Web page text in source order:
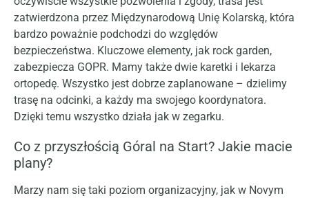
zatwierdzona przez Międzynarodową Unię Kolarską, która
bardzo poważnie podchodzi do względów
bezpieczeństwa. Kluczowe elementy, jak rock garden,
zabezpiecza GOPR. Mamy także dwie karetki i lekarza
ortopedę. Wszystko jest dobrze zaplanowane – dzielimy
trasę na odcinki, a każdy ma swojego koordynatora.
Dzięki temu wszystko działa jak w zegarku.
Co z przyszłością Góral na Start? Jakie macie
plany?
Marzy nam się taki poziom organizacyjny, jak w Novym